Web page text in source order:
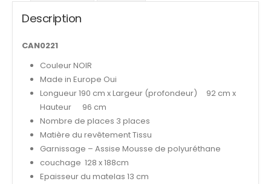
Description
CAN0221
Couleur NOIR
Made in Europe Oui
Longueur 190 cm x Largeur (profondeur) 92 cm x
Hauteur 96 cm
Nombre de places 3 places
Matière du revêtement Tissu
Garnissage – Assise Mousse de polyuréthane
couchage 128 x 188cm
Epaisseur du matelas 13 cm